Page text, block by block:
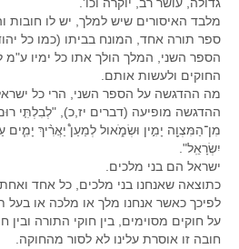
מלבד האיסורים שיש למלך, יש לו חובות
ספר תורה אחד, המונח בביתו (כמו כל
הספר השני, המלך הולך אתו כל ימיו
החוקים ולעשות אותם.
מה ההדגשה על הספר השני, הרי כל
ההדגשה מופיעה (דברים יז,כ), "לְבִלְתִּ֤י
מִן־הַמִּצְוָ֖ה יָמִ֣ין וּשְׂמֹ֑אול לְמַעַן֩ יַאֲרִ֨יךְ יָמִ֧ים
יִשְׂרָאֵֽל".
ישראל הם בני מלכים.
כתוצאה שאנחנו בני מלכים, כל אחד
לפיכך כאשר אנחנו מלך או מלכה או בעל
על חוקים מסוימים, בין חוקי התורה ובין
חובה זו אוסרת עלינו לא לסור מהחוקה.